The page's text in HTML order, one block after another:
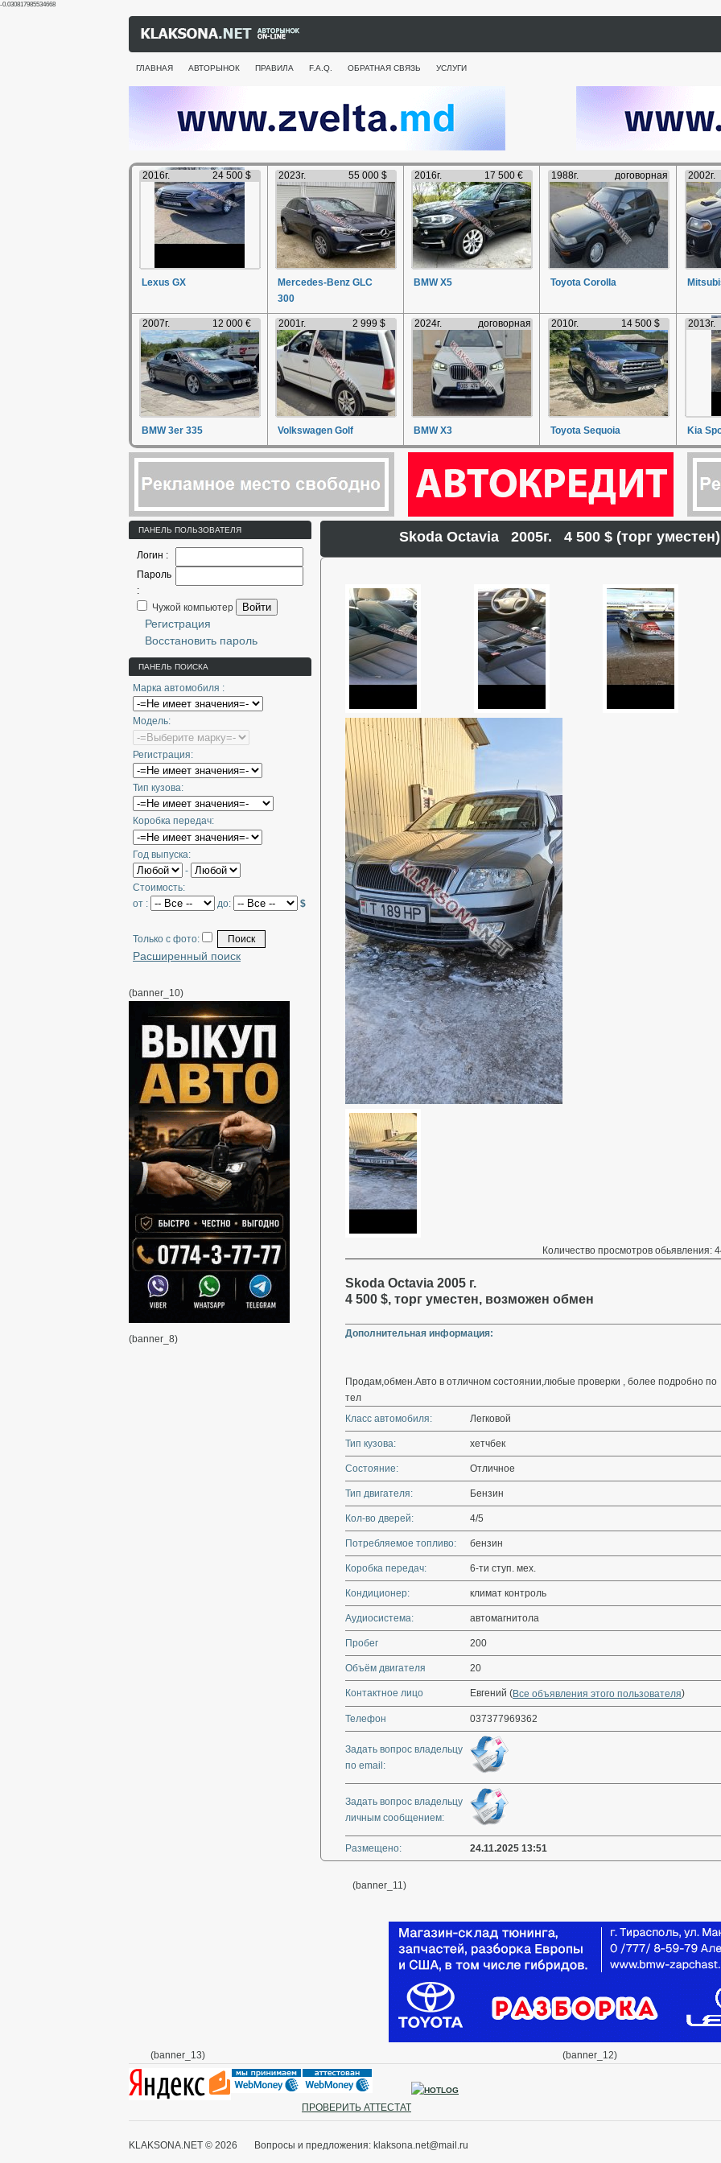
-0.030817985534668
ГЛАВНАЯ АВТОРЫНОК ПРАВИЛА F.A.Q. ОБРАТНАЯ СВЯЗЬ УСЛУГИ
2016г. 24 500 $
Lexus GX
2023г. 55 000 $
Mercedes-Benz GLC
300
2016г. 17 500 €
BMW X5
1988г. договорная
Toyota Corolla
2002г.
2007г. 12 000 €
BMW 3er 335
2001г. 2 999 $
Volkswagen Golf
2024г. договорная
BMW X3
2010г. 14 500 $
Toyota Sequoia
2013г.
Kia
ПАНЕЛЬ ПОЛЬЗОВАТЕЛЯ
Логин :
Пароль
:
Чужой компьютер
Войти
Регистрация
Восстановить пароль
ПАНЕЛЬ ПОИСКА
Марка автомобиля :
Модель:
Регистрация:
Тип кузова:
Коробка передач:
Год выпуска:
-
Стоимость:
от :
до: $
Только с фото:
Расширенный поиск
(banner_10)
(banner_8)
Skoda Octavia 2005г. 4 500 $ (торг
Количество просмотров обьявления:
Skoda Octavia 2005 г.
4 500 $, торг уместен, возможен обмен
Дополнительная информация:
Продам,обмен.Авто в отличном состоянии,любые проверки , более подробно по
тел
Класс автомобиля:
Легковой
Тип кузова: хетчбек
Состояние: Отличное
Тип двигателя: Бензин
Кол-во дверей: 4/5
Потребляемое топливо: бензин
Коробка передач: 6-ти ступ. мех.
Кондиционер: климат контроль
Аудиосистема: автомагнитола
Пробег 200
Объём двигателя 20
Контактное лицо Евгений (Все объявления этого пользователя)
Телефон 037377969362
Задать вопрос владельцу
по email:
Задать вопрос владельцу
личным сообщением:
Размещено: 24.11.2025 13:51
(banner_11)
(banner_13) (banner_12)
ПРОВЕРИТЬ АТТЕСТАТ
KLAKSONA.NET © 2026 Вопросы и предложения: klaksona.net@mail.ru